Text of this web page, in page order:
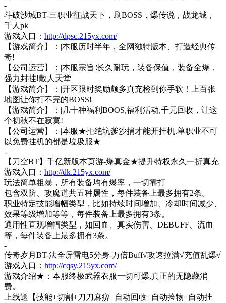
-
斗破沙城BT-三职业征战天下，刷BOSS，爆传说，战龙城，
千人pk
游戏入口： http://dpsc.215yx.com/
【游戏简介】： |本服历时半年，全网独特版本、打造经典传
奇!
【公司运营】： |本服宗旨∶长久耐玩，装备保值，装备全爆，
强力封挂!散人天堂
【游戏简介】： |开区限时奖励颇多真充检到你手软！上百张
地图让你打不完的BOSS!
【游戏简介】： |几十种福利BOOS,福利活动,千元回收，让这
个初秋不在寂寞!
【公司运营】： |本服★拒绝坑爹沙捐才能开挂机.单职业不可
以免费挂机的都是垃圾服★
-
【刀空BT】千亿新版本页游-爆真金★提升特权永久一折真充
游戏入口： http://dk.215yx.com/
玩法简单粗暴，所有装备均有爆率，一切靠打
包含双防、攻魔道共五种属性，每件装备上最多拥有2条。
职业特定技能增幅类型，比如持续时间增加、冷却时间减少、
效果等级增加等等，每件装备上最多拥有3条。
通用性直观增幅类型，如回血、真实伤害、 DEBUFF、流血
等，每件装备上最多拥有3条。
-
传奇岁月 BT-法全屏雷电5分身-万倍Buff√攻速拉满√充值乱爆√
游戏入口： http://cqsy.215yx.com/
游戏介绍★：本服终极武器衣服一切可爆,真正的无隐藏消
费。
上线送【技能+切割+刀刀麻痹+自动回收+自动捡物+自动挂